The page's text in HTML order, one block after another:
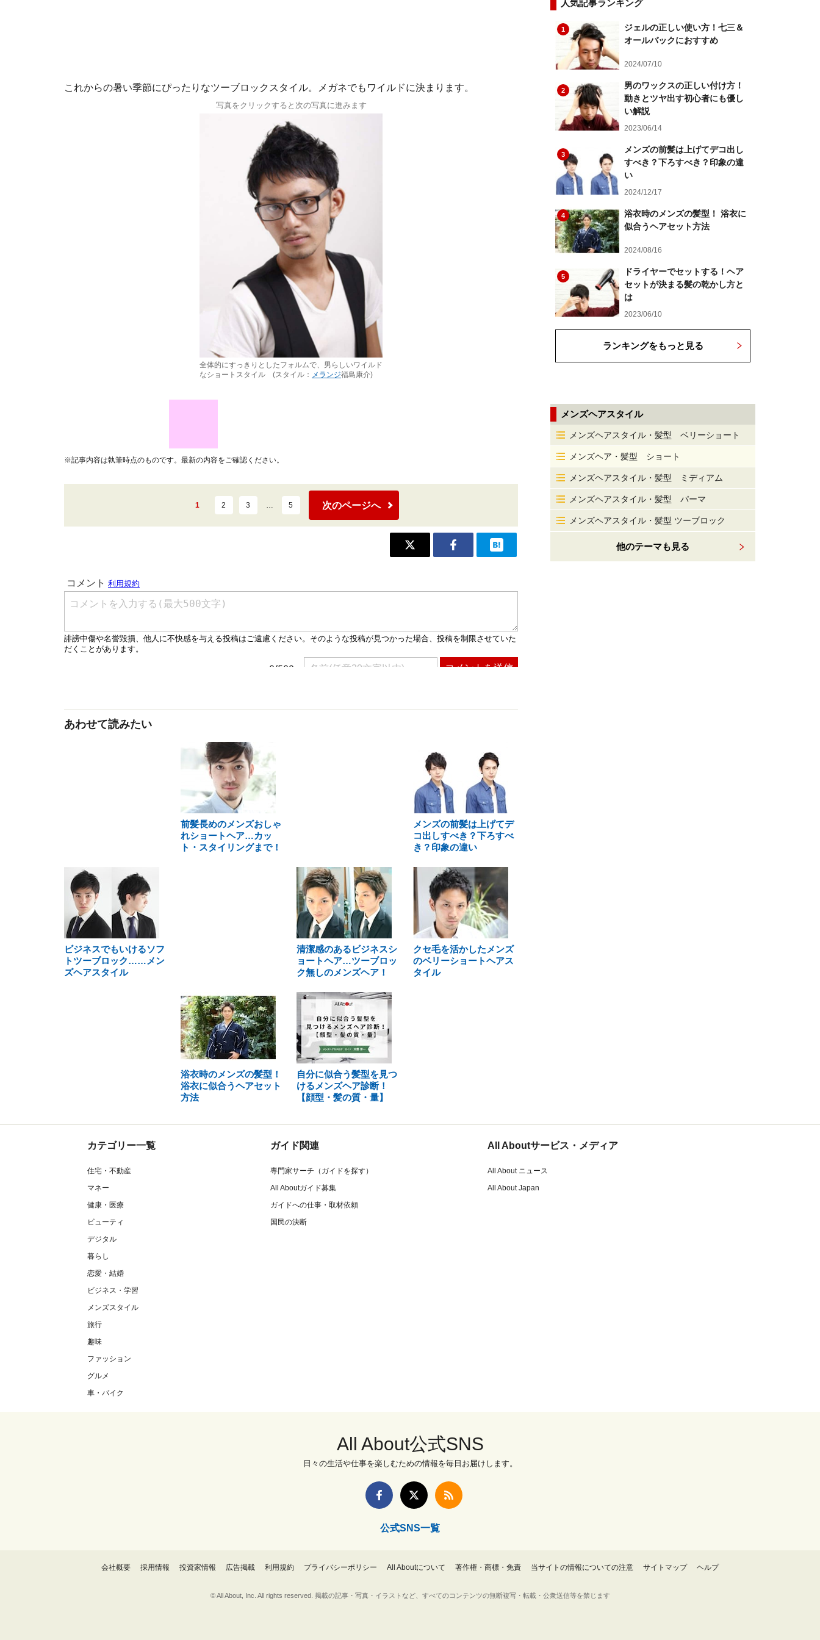
これからの暑い季節にぴったりなツーブロックスタイル。メガネでもワイルドに決まります。
写真をクリックすると次の写真に進みます
全体的にすっきりとしたフォルムで、男らしいワイルド
なショートスタイル (スタイル： メランジ福島康介)
※記事内容は執筆時点のものです。最新の内容をご確認ください。
1 2 3 … 5 次のページへ
あわせて読みたい
前髪長めのメンズおしゃ
れショートヘア…カッ
ト・スタイリングまで！
メンズの前髪は上げてデ
コ出しすべき？下ろすべ
き？印象の違い
ビジネスでもいけるソフ
トツーブロック……メン
ズヘアスタイル
清潔感のあるビジネスシ
ョートヘア…ツーブロッ
ク無しのメンズヘア！
クセ毛を活かしたメンズ
のベリーショートヘアス
タイル
浴衣時のメンズの髪型！
浴衣に似合うヘアセット
方法
自分に似合う髪型を見つ
けるメンズヘア診断！
【顔型・髪の質・量】
人気記事ランキング
1
ジェルの正しい使い方！七三＆
オールバックにおすすめ
2024/07/10
2
男のワックスの正しい付け方！
動きとツヤ出す初心者にも優し
い解説
2023/06/14
3
メンズの前髪は上げてデコ出し
すべき？下ろすべき？印象の違
い
2024/12/17
4
浴衣時のメンズの髪型！ 浴衣に
似合うヘアセット方法
2024/08/16
5
ドライヤーでセットする！ヘア
セットが決まる髪の乾かし方と
は
2023/06/10
ランキングをもっと見る
メンズヘアスタイル
メンズヘアスタイル・髪型 ベリーショート
メンズヘア・髪型 ショート
メンズヘアスタイル・髪型 ミディアム
メンズヘアスタイル・髪型 パーマ
メンズヘアスタイル・髪型 ツーブロック
他のテーマも見る
カテゴリー一覧
住宅・不動産
マネー
健康・医療
ビューティ
デジタル
暮らし
恋愛・結婚
ビジネス・学習
メンズスタイル
旅行
趣味
ファッション
グルメ
車・バイク
ガイド関連
専門家サーチ（ガイドを探す）
All Aboutガイド募集
ガイドへの仕事・取材依頼
国民の決断
All Aboutサービス・メディア
All About ニュース
All About Japan
All About公式SNS
日々の生活や仕事を楽しむための情報を毎日お届けします。
公式SNS一覧
会社概要 採用情報 投資家情報 広告掲載 利用規約 プライバシーポリシー All Aboutについて 著作権・商標・免責 当サイトの情報についての注意 サイトマップ ヘルプ
© All About, Inc. All rights reserved. 掲載の記事・写真・イラストなど、すべてのコンテンツの無断複写・転載・公衆送信等を禁じます